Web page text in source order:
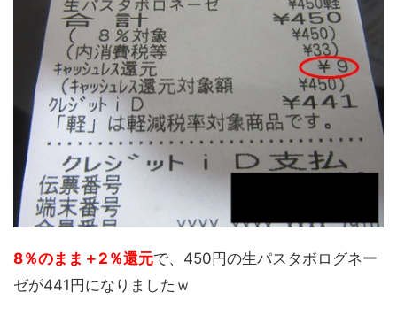
8％のまま＋2％還元で、450円の生パスタボログネー
ゼが441円になりましたｗ